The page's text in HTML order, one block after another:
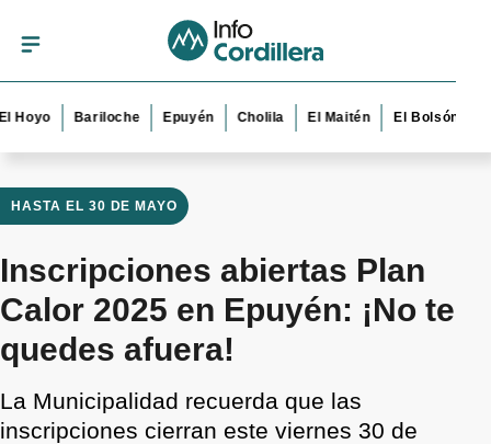
Bariloche Epuyén Cholila El Maitén El Bolsón Esquel
HASTA EL 30 DE MAYO
Inscripciones abiertas Plan
Calor 2025 en Epuyén: ¡No te
quedes afuera!
La Municipalidad recuerda que las
inscripciones cierran este viernes 30 de